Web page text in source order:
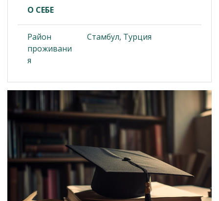
О СЕБЕ
Район
проживани
я
Стамбул, Турция